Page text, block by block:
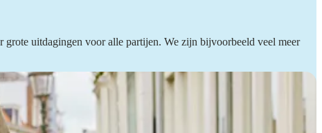
uitdagingen voor alle partijen. We zijn bijvoorbeeld veel meer